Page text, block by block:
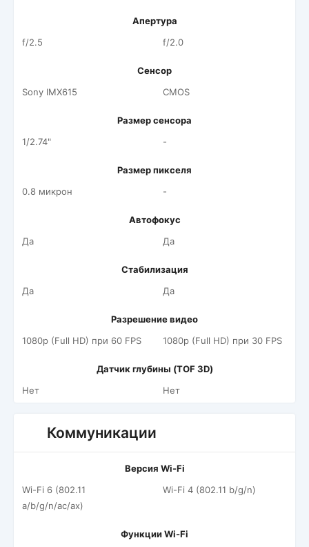
Апертура
f/2.5
f/2.0
Сенсор
Sony IMX615
CMOS
Размер сенсора
1/2.74"
-
Размер пикселя
0.8 микрон
-
Автофокус
Да
Да
Стабилизация
Да
Да
Разрешение видео
1080p (Full HD) при 60 FPS
1080p (Full HD) при 30 FPS
Датчик глубины (TOF 3D)
Нет
Нет
Коммуникации
Версия Wi-Fi
Wi-Fi 6 (802.11
a/b/g/n/ac/ax)
Wi-Fi 4 (802.11 b/g/n)
Функции Wi-Fi